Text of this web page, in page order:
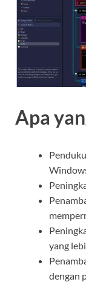
Apa
yang
dengan